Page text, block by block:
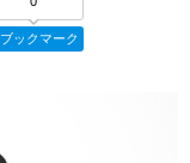
ブックマーク